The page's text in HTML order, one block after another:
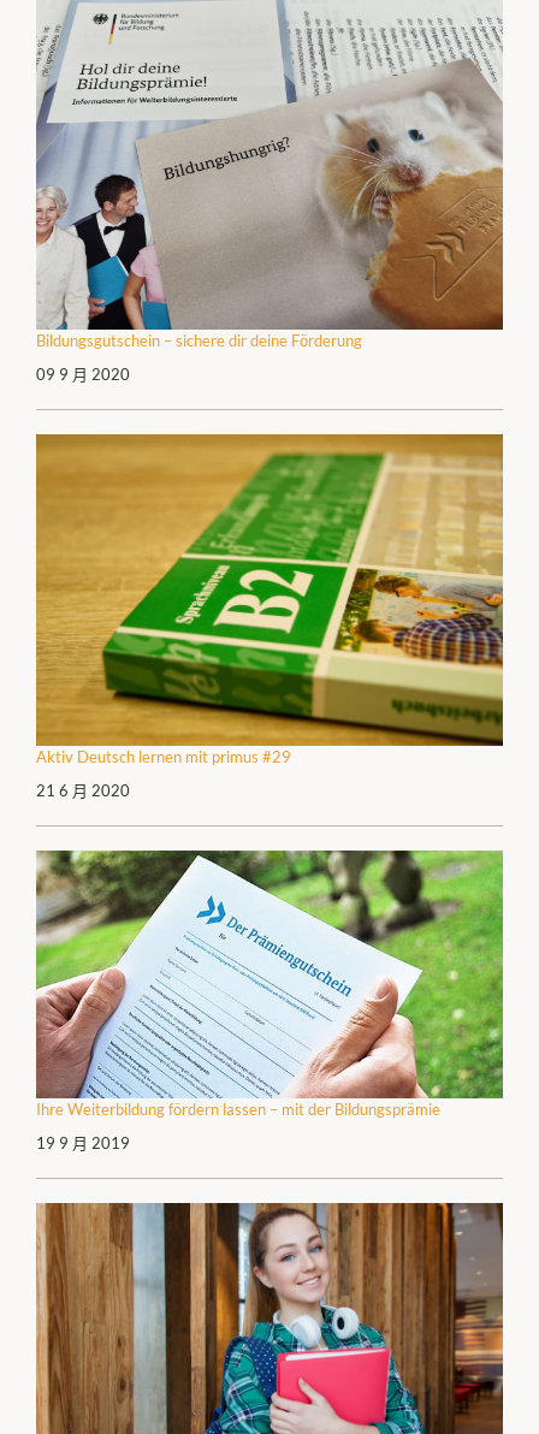
Bildungsgutschein – sichere dir deine Förderung
09 9 月 2020
Aktiv Deutsch lernen mit primus #29
21 6 月 2020
Ihre Weiterbildung fördern lassen – mit der Bildungsprämie
19 9 月 2019